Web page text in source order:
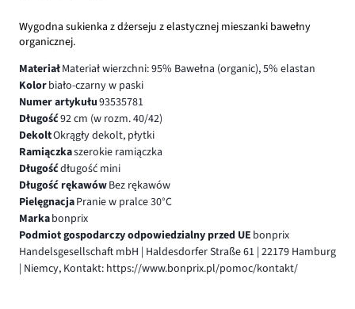
Wygodna sukienka z dżerseju z elastycznej mieszanki bawełny
organicznej.
MateriałMateriał wierzchni: 95% Bawełna (organic), 5% elastan
Kolorbiało-czarny w paski
Numer artykułu93535781
Długość92 cm (w rozm. 40/42)
DekoltOkrągły dekolt, płytki
Ramiączkaszerokie ramiączka
Długośćdługość mini
Długość rękawówBez rękawów
PielęgnacjaPranie w pralce 30°C
Markabonprix
Podmiot gospodarczy odpowiedzialny przed UE bonprix
Handelsgesellschaft mbH | Haldesdorfer Straße 61 | 22179 Hamburg
| Niemcy, Kontakt: https://www.bonprix.pl/pomoc/kontakt/